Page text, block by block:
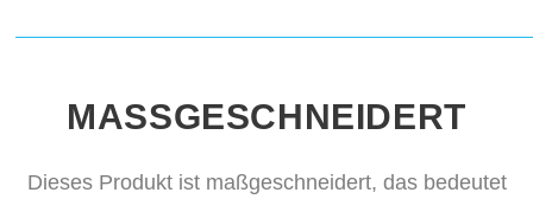
MASSGESCHNEIDERT
Dieses Produkt ist maßgeschneidert, das bedeutet